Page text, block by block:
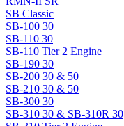
SB Classic
SB-100 30
SB-110 30
SB-110 Tier 2 Engine
SB-190 30
SB-200 30 & 50
SB-210 30 & 50
SB-300 30
SB-310 30 & SB-310R 30